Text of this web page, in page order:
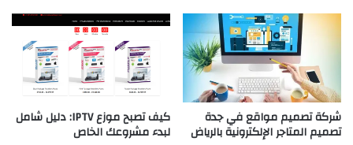
شركة تصميم مواقع في جدة
تصميم المتاجر الإلكترونية بالرياض
كيف تصبح موزع IPTV: دليل شامل
لبدء مشروعك الخاص